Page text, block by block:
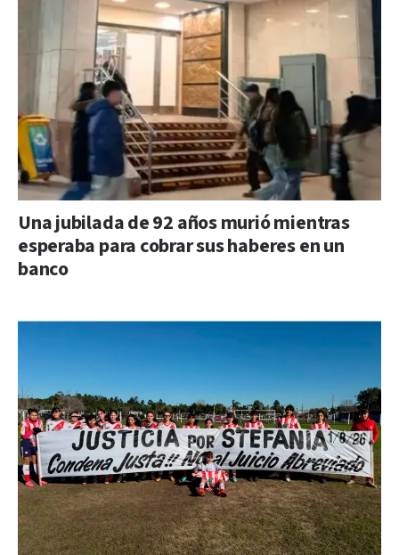
Una jubilada de 92 años murió mientras
esperaba para cobrar sus haberes en un
banco